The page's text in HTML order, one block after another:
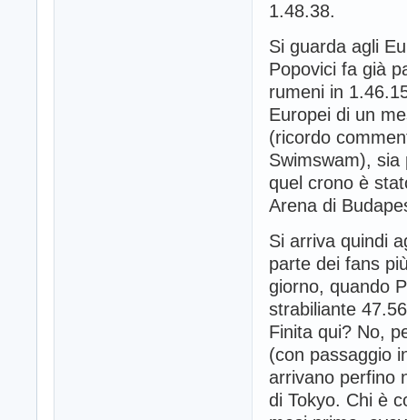
1.48.38.
Si guarda agli
Popovici fa già
rumeni in
Europei di un
(ricordo
Swimswam), sia
quel crono è
Arena di
Si arriva quindi
parte dei fans
giorno, quando
strabiliante
Finita qui? No,
(con passaggio
arrivano perfino
di Tokyo. Chi è